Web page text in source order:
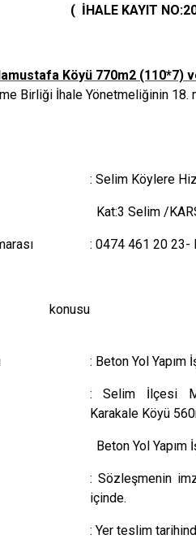
( İHALE KAYIT
Köyü 770m2 (110*7)
Birliği İhale Yönetmeliğinin 18.
: Selim Köylere
Kat:3 Selim /
: 0474 461 20 23-
: Beton Yol Yapım
: Selim İlçesi
Karakale Köyü
Beton Yol Yapım
: Sözleşmenin
içinde.
: Yer teslim